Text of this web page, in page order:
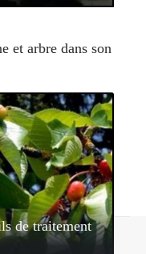
et arbre dans son
de traitement
Sitemap